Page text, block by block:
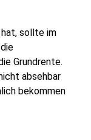
sollte im
Grundrente.
absehbar
bekommen